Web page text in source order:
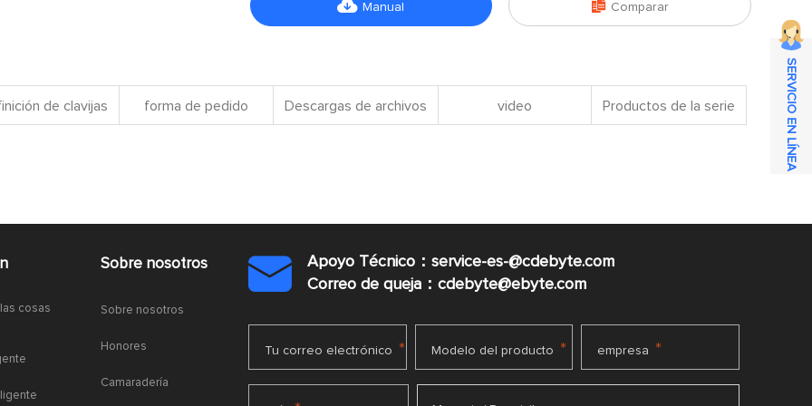
 Manual  Comparar
de clavijas forma de pedido Descargas de archivos video Productos de la serie
cosas
Sobre nosotros
Sobre nosotros
Honores
Camaradería

Apoyo Técnico：service-es-@cdebyte.com
Correo de queja：cdebyte@ebyte.com
Tu correo electrónico * Modelo del producto * empresa *
SERVICIO EN LÍNEA